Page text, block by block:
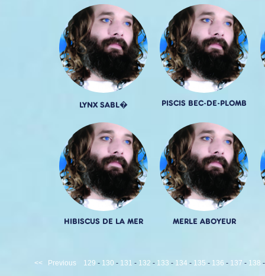
LYNX SABL� PISCIS BEC-DE-PLOMB
HIBISCUS DE LA MER MERLE ABOYEUR
<< Previous 129 - 130 - 131 - 132 - 133 - 134 - 135 - 136 - 137 - 138